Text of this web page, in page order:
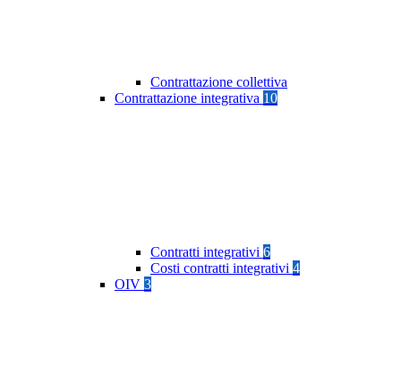
Contrattazione collettiva
Contrattazione integrativa 10
Contratti integrativi 6
Costi contratti integrativi 4
OIV 3